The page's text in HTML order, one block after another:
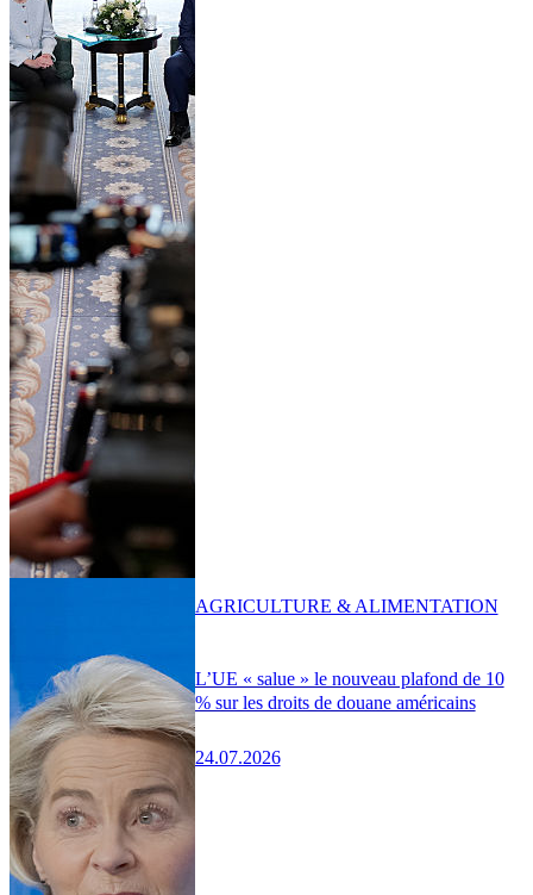
L’UE « salue » le nouveau plafond de 10
% sur les droits de douane américains
24.07.2026
AGRICULTURE & ALIMENTATION